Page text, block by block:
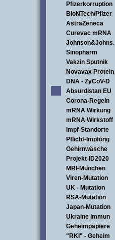
Pfizerkorruption
BioNTech/Pfizer
AstraZeneca
Curevac mRNA
Johnson&Johns.
Sinopharm
Vakzin Sputnik
Novavax Protein
DNA - ZyCoV-D
Absurdistan EU
Corona-Regeln
mRNA Wirkung
mRNA Wirkstoff
Impf-Standorte
Pflicht-Impfung
Gehirnwäsche
Projekt-ID2020
MRI-München
Viren-Mutation
UK - Mutation
RSA-Mutation
Japan-Mutation
Ukraine immun
Geheimpapiere
"RKI" - Geheim